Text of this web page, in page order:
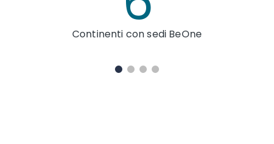
Continenti con sedi BeOne